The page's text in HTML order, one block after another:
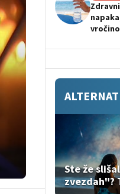
vročino
Ste že
zvezdah"?